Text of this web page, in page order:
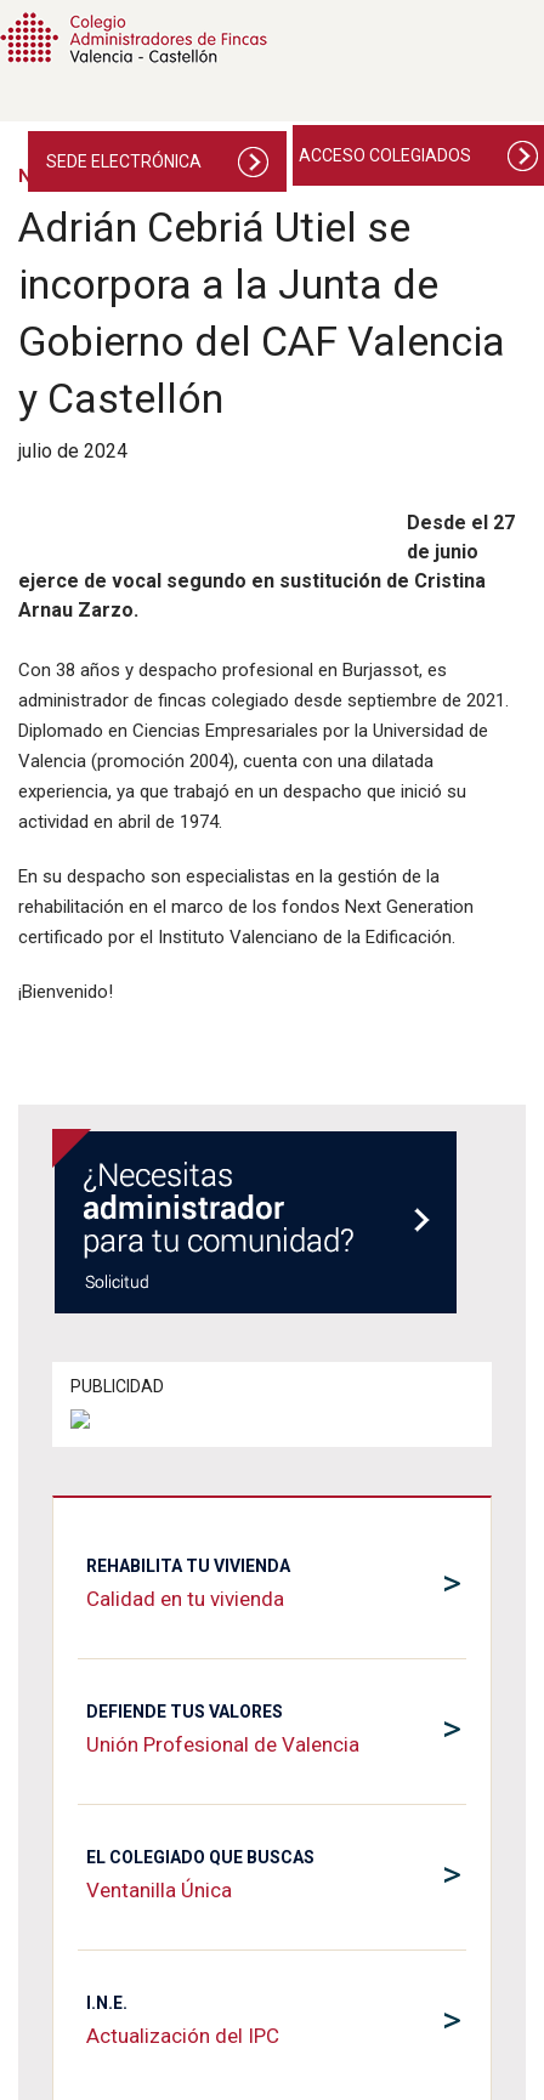
ACCESO COLEGIADOS
SEDE ELECTRÓNICA
NOTICIAS
Adrián Cebriá Utiel se
incorpora a la Junta de
Gobierno del CAF Valencia
y Castellón
julio de 2024
Desde el 27
de junio
ejerce de vocal segundo en sustitución de Cristina
Arnau Zarzo.
Con 38 años y despacho profesional en Burjassot, es
administrador de fincas colegiado desde septiembre de 2021.
Diplomado en Ciencias Empresariales por la Universidad de
Valencia (promoción 2004), cuenta con una dilatada
experiencia, ya que trabajó en un despacho que inició su
actividad en abril de 1974.
En su despacho son especialistas en la gestión de la
rehabilitación en el marco de los fondos Next Generation
certificado por el Instituto Valenciano de la Edificación.
¡Bienvenido!
PUBLICIDAD
>
REHABILITA TU VIVIENDA
Calidad en tu vivienda
>
DEFIENDE TUS VALORES
Unión Profesional de Valencia
>
EL COLEGIADO QUE BUSCAS
Ventanilla Única
>
I.N.E.
Actualización del IPC